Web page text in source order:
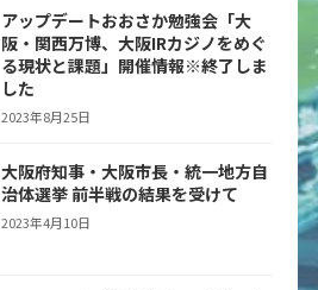
アップデートおおさか勉強会「大
阪・関西万博、大阪IRカジノをめぐ
る現状と課題」開催情報※終了しま
した
2023年8月25日
大阪府知事・大阪市長・統一地方自
治体選挙 前半戦の結果を受けて
2023年4月10日